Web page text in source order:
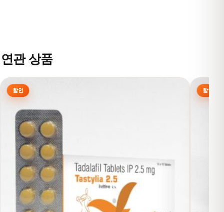
연관 상품
여러 상품 옵션이 이 상품에 있습니다. 상품 페이지에서 옵션
여러